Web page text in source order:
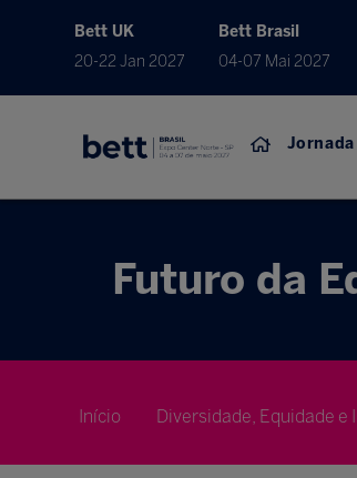
Bett UK
20-22 Jan 2027
Bett Brasil
04-07 Mai 2027
Futuro da
Início Diversidade, Equidade e